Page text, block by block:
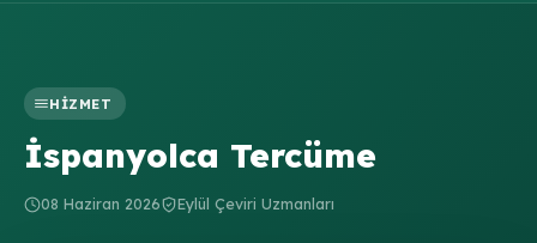
HIZMET
İspanyolca Tercüme
08 Haziran 2026 Eylül Çeviri Uzmanları